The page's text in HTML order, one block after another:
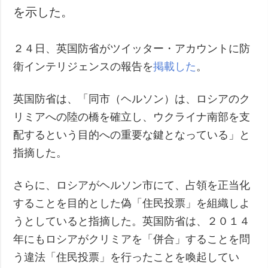
を示した。
２４日、英国防省がツイッター・アカウントに防
衛インテリジェンスの報告を掲載した 。
英国防省は、「同市（ヘルソン）は、ロシアのク
リミアへの陸の橋を確立し、ウクライナ南部を支
配するという目的への重要な鍵となっている」と
指摘した。
さらに、ロシアがヘルソン市にて、占領を正当化
することを目的とした偽「住民投票」を組織しよ
うとしていると指摘した。英国防省は、２０１４
年にもロシアがクリミアを「併合」することを問
う違法「住民投票」を行ったことを喚起してい